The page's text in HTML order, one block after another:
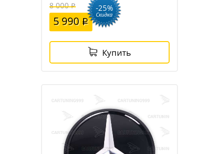
8 000
5 990
-25%
Скидка
Купить